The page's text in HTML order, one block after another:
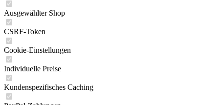
Ausgewählter Shop
CSRF-Token
Cookie-Einstellungen
Individuelle Preise
Kundenspezifisches Caching